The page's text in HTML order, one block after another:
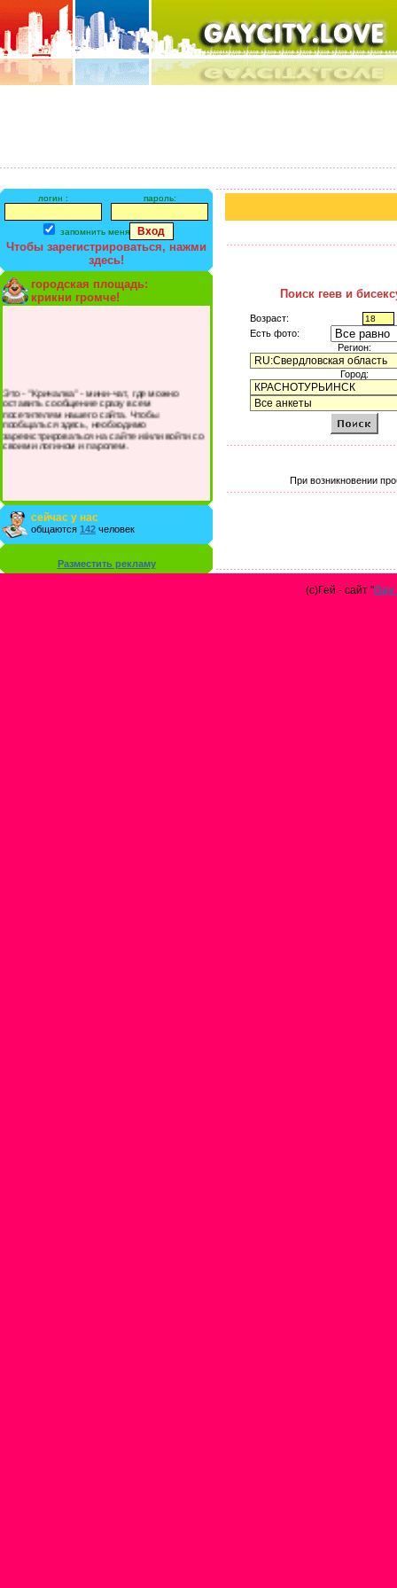
логин : пароль:
запомнить меня
Чтобы зарегистрироваться, нажми
здесь!
городская площадь:
крикни громче!
Это - "Кричалка" - мини-чат, где можно
оставить сообщение сразу всем
посетителям нашего сайта. Чтобы
пообщаться здесь, необходимо
зарегистрироваться на сайте и/или войти со
своими логином и паролем.
сейчас у нас
общаются 142 человек
Разместить рекламу
Поиск геев и
Возраст:
Есть фото:
Регион:
Город:
При возникновении
(с)Гей - сайт "Gay